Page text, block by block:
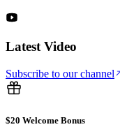
Latest Video
Subscribe to our channel
$20 Welcome Bonus